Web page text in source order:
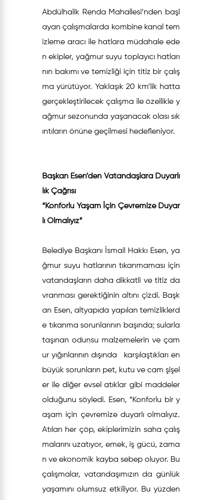
Abdülhalik Renda Mahallesi’nden başl
ayan çalışmalarda kombine kanal tem
izleme aracı ile hatlara müdahale ede
n ekipler, yağmur suyu toplayıcı hatları
nın bakımı ve temizliği için titiz bir çalış
ma yürütüyor. Yaklaşık 20 km’lik hatta
gerçekleştirilecek çalışma ile özellikle y
ağmur sezonunda yaşanacak olası sık
ıntıların önüne geçilmesi hedefleniyor.
Başkan Esen’den Vatandaşlara Duyarlı
lık Çağrısı
“Konforlu Yaşam İçin Çevremize Duyar
lı Olmalıyız”
Belediye Başkanı İsmail Hakkı Esen, ya
ğmur suyu hatlarının tıkanmaması için
vatandaşların daha dikkatli ve titiz da
vranması gerektiğinin altını çizdi. Başk
an Esen, altyapıda yapılan temizliklerd
e tıkanma sorunlarının başında; sularla
taşınan odunsu malzemelerin ve çam
ur yığınlarının dışında karşılaştıkları en
büyük sorunların pet, kutu ve cam şişel
er ile diğer evsel atıklar gibi maddeler
olduğunu söyledi. Esen, “Konforlu bir y
aşam için çevremize duyarlı olmalıyız.
Atılan her çöp, ekiplerimizin saha çalış
malarını uzatıyor, emek, iş gücü, zama
n ve ekonomik kayba sebep oluyor. Bu
çalışmalar, vatandaşımızın da günlük
yaşamını olumsuz etkiliyor. Bu yüzden